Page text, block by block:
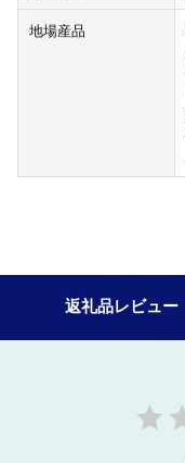
地場産品
返礼品レビュー